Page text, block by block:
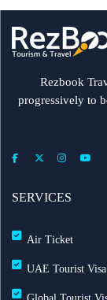
إلزامي
ميونيخ عبر
الجوية
وزيارة فنية
إلى بغداد
Rezbook
progressively to
SERVICES
Air Ticket
UAE Tourist Visa